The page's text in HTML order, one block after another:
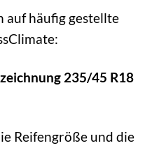
häufig gestellte
235/45 R18
Reifengröße und die